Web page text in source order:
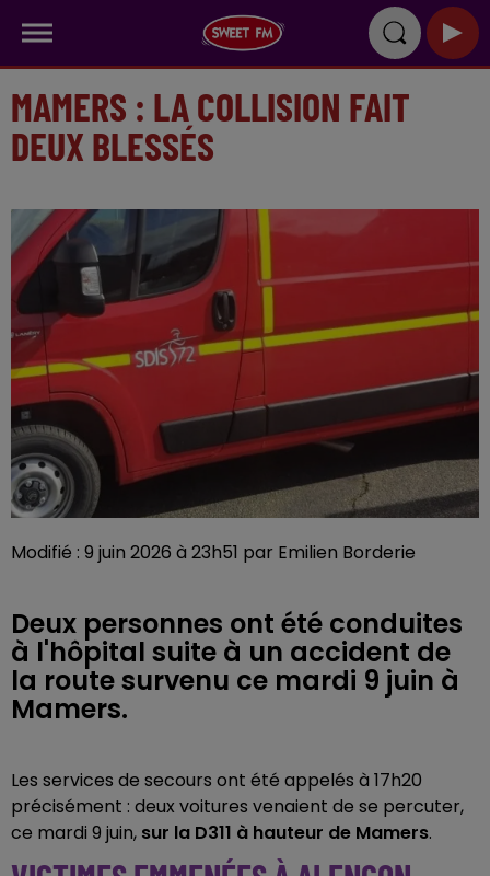
MAMERS : LA COLLISION FAIT
DEUX BLESSÉS
Modifié : 9 juin 2026 à 23h51 par Emilien Borderie
Deux personnes ont été conduites
à l'hôpital suite à un accident de
la route survenu ce mardi 9 juin à
Mamers.
Les services de secours ont été appelés à 17h20
précisément : deux voitures venaient de se percuter,
ce mardi 9 juin, sur la D311 à hauteur de Mamers.